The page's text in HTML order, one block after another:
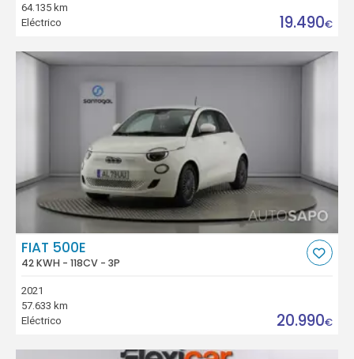
64.135 km
Eléctrico
19.490€
FIAT 500E
42 KWH - 118CV - 3P
2021
57.633 km
Eléctrico
20.990€